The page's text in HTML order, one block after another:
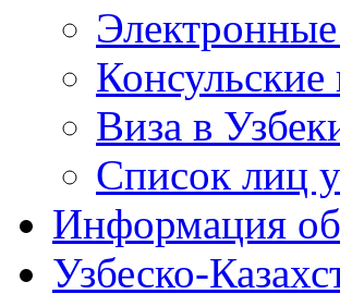
Виза в
Список лиц
Информация об
Узбеско-